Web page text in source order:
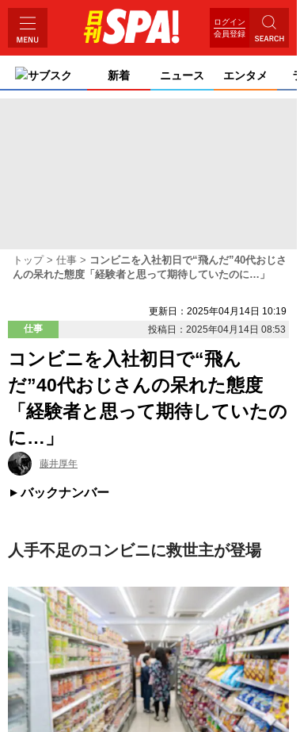
ログイン
会員登録
サブスク 新着 ニュース エンタメ
トップ 仕事
コンビニを入社初日で“飛んだ”40代おじさ
んの呆れた態度「経験者と思って期待していたのに…」
更新日：2025年04月14日 10:19
仕事
投稿日：2025年04月14日 08:53
コンビニを入社初日で“飛ん
だ”40代おじさんの呆れた態度
「経験者と思って期待していたの
に…」
藤井厚年
バックナンバー
人手不足のコンビニに救世主が登場